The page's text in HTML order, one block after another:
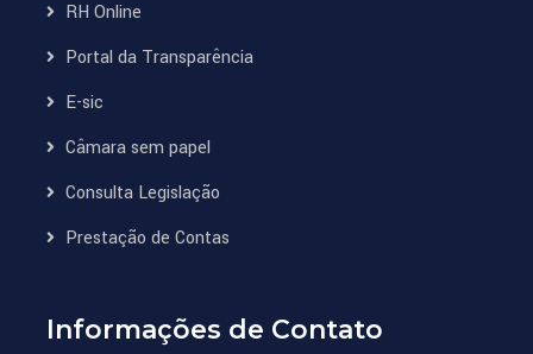
RH Online
Portal da Transparência
E-sic
Câmara sem papel
Consulta Legislação
Prestação de Contas
Informações de Contato